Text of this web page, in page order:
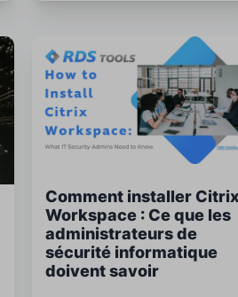
Tools est le logiciel partenaire
idéal pour les Bureaux à
Comment installer
Workspace : Ce que les
administrateurs de
sécurité informatique
doivent savoir